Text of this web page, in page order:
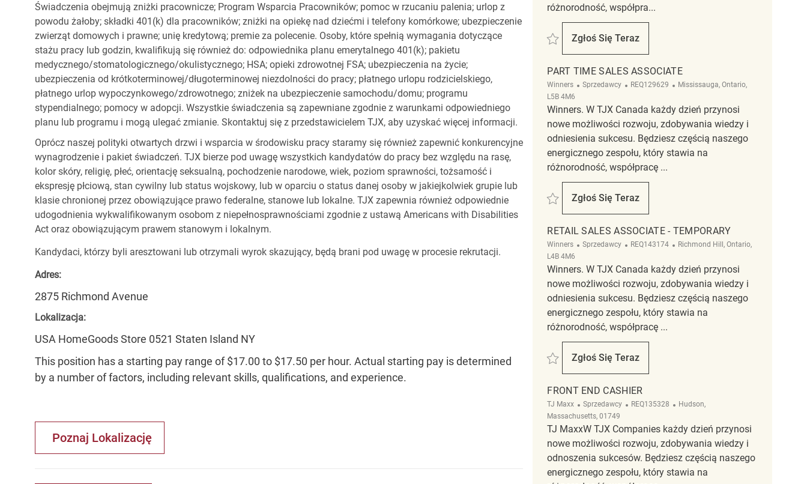
Świadczenia obejmują zniżki pracownicze; Program Wsparcia Pracowników; pomoc w rzucaniu palenia; urlop z
powodu żałoby; składki 401(k) dla pracowników; zniżki na opiekę nad dziećmi i telefony komórkowe; ubezpieczenie
zwierząt domowych i prawne; unię kredytową; premie za polecenie. Osoby, które spełnią wymagania dotyczące
stażu pracy lub godzin, kwalifikują się również do: odpowiednika planu emerytalnego 401(k); pakietu
medycznego/stomatologicznego/okulistycznego; HSA; opieki zdrowotnej FSA; ubezpieczenia na życie;
ubezpieczenia od krótkoterminowej/długoterminowej niezdolności do pracy; płatnego urlopu rodzicielskiego,
płatnego urlop wypoczynkowego/zdrowotnego; zniżek na ubezpieczenie samochodu/domu; programu
stypendialnego; pomocy w adopcji. Wszystkie świadczenia są zapewniane zgodnie z warunkami odpowiedniego
planu lub programu i mogą ulegać zmianie. Skontaktuj się z przedstawicielem TJX, aby uzyskać więcej informacji.
Oprócz naszej polityki otwartych drzwi i wsparcia w środowisku pracy staramy się również zapewnić konkurencyjne
wynagrodzenie i pakiet świadczeń. TJX bierze pod uwagę wszystkich kandydatów do pracy bez względu na rasę,
kolor skóry, religię, płeć, orientację seksualną, pochodzenie narodowe, wiek, poziom sprawności, tożsamość i
ekspresję płciową, stan cywilny lub status wojskowy, lub w oparciu o status danej osoby w jakiejkolwiek grupie lub
klasie chronionej przez obowiązujące prawo federalne, stanowe lub lokalne. TJX zapewnia również odpowiednie
udogodnienia wykwalifikowanym osobom z niepełnosprawnościami zgodnie z ustawą Americans with Disabilities
Act oraz obowiązującym prawem stanowym i lokalnym.
Kandydaci, którzy byli aresztowani lub otrzymali wyrok skazujący, będą brani pod uwagę w procesie rekrutacji.
Adres:
2875 Richmond Avenue
Lokalizacja:
USA HomeGoods Store 0521 Staten Island NY
This position has a starting pay range of $17.00 to $17.50 per hour. Actual starting pay is determined
by a number of factors, including relevant skills, qualifications, and experience.
Poznaj Lokalizację
różnorodność, współpra...
Zapisać Retail Sales Associate REQ140529
Zgłoś Się Teraz
Retail Sales Associate
PART TIME SALES ASSOCIATE
Winners Kategoria
Sprzedawcy ReqId
REQ129629 Lokalizacja
Mississauga, Ontario,
L5B 4M6
Winners. W TJX Canada każdy dzień przynosi
nowe możliwości rozwoju, zdobywania wiedzy i
odniesienia sukcesu. Będziesz częścią naszego
energicznego zespołu, który stawia na
różnorodność, współpracę ...
Zapisać Part Time Sales Associate REQ129629
Zgłoś Się Teraz
Part Time Sales Associate
RETAIL SALES ASSOCIATE - TEMPORARY
Winners Kategoria
Sprzedawcy ReqId
REQ143174 Lokalizacja
Richmond Hill, Ontario,
L4B 4M6
Winners. W TJX Canada każdy dzień przynosi
nowe możliwości rozwoju, zdobywania wiedzy i
odniesienia sukcesu. Będziesz częścią naszego
energicznego zespołu, który stawia na
różnorodność, współpracę ...
Zapisać Retail Sales Associate - Temporary REQ143174
Zgłoś Się Teraz
Retail Sales Associate - Temporary
FRONT END CASHIER
TJ Maxx Kategoria
Sprzedawcy ReqId
REQ135328 Lokalizacja
Hudson,
Massachusetts, 01749
TJ MaxxW TJX Companies każdy dzień przynosi
nowe możliwości rozwoju, zdobywania wiedzy i
odnoszenia sukcesów. Będziesz częścią naszego
energicznego zespołu, który stawia na